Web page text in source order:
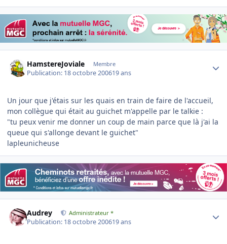
HamstereJoviale Membre
Publication: 18 octobre 200619 ans
Un jour que j'étais sur les quais en train de faire de l'accueil,
mon collègue qui était au guichet m'appelle par le talkie :
"tu peux venir me donner un coup de main parce que là j'ai la
queue qui s'allonge devant le guichet"
lapleunicheuse
Audrey Administrateur *
Publication: 18 octobre 200619 ans